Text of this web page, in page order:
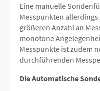
Eine manuelle
Messpunkten
größeren Anzahl an
monotone
Messpunkte ist zudem
durchführenden
Die Automatische